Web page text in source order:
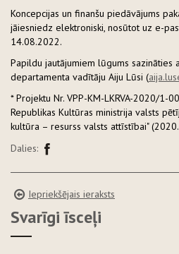
Koncepcijas un finanšu piedāvājums
jāiesniedz elektroniski, nosūtot uz e-
14.08.2022.
Papildu jautājumiem lūgums sazināties
departamenta vadītāju Aiju Lūsi (
* Projektu Nr. VPP-KM-LKRVA-2020/1-
Republikas Kultūras ministrija valsts
kultūra – resurss valsts attīstībai"
Dalies:
Iepriekšējais ieraksts
Svarīgi īsceļi